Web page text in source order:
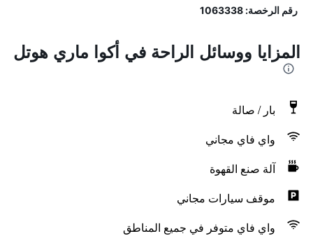
رقم الرخصة: 1063338
المزايا ووسائل الراحة في أكوا ماري هوتل
بار / صالة
واي فاي مجاني
آلة صنع القهوة
موقف سيارات مجاني
واي فاي متوفر في جميع المناطق